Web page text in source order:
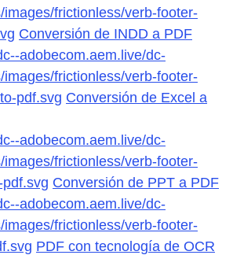
images/frictionless/verb-footer-
Conversión de INDD a PDF
adobecom.aem.live/dc-
images/frictionless/verb-footer-
pdf.svg Conversión de Excel a
adobecom.aem.live/dc-
images/frictionless/verb-footer-
Conversión de PPT a PDF
adobecom.aem.live/dc-
images/frictionless/verb-footer-
PDF con tecnología de OCR